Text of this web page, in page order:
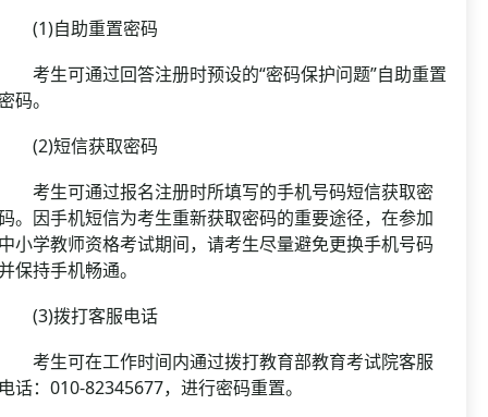
自助重置密码
生可通过回答注册时预设的“密码保护问题”自助重置
码。
短信获取密码
生可通过报名注册时所填写的手机号码短信获取密
。因手机短信为考生重新获取密码的重要途径，在参加
小学教师资格考试期间，请考生尽量避免更换手机号码
保持手机畅通。
拨打客服电话
生可在工作时间内通过拨打教育部教育考试院客服
话：010-82345677，进行密码重置。